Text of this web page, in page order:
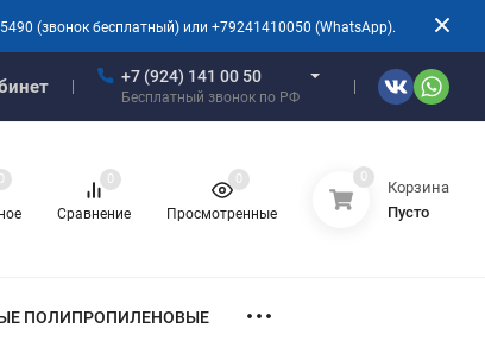
(звонок бесплатный) или +79241410050 (WhatsApp).
+7 (924) 141 00 50
Бесплатный звонок по РФ
0
Сравнение
0
Просмотренные
0 0
Корзина
Пусто
ПОЛИПРОПИЛЕНОВЫЕ